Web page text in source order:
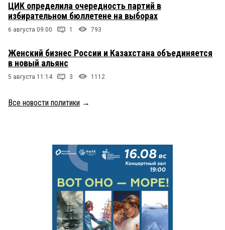
ЦИК определила очередность партий в
избирательном бюллетене на выборах
6 августа 09:00 1 793
Женский бизнес России и Казахстана объединяется
в новый альянс
5 августа 11:14 3 1112
Все новости политики →